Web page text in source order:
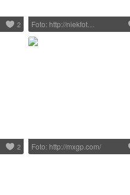
2 Foto: http://niekfot…
2 Foto: http://mxgp.com/